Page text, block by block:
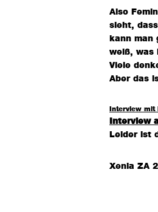
Also
sieht,
kann man
weiß, was
Viele
Aber das
Interview mit
Interview
Leider ist
Xenia ZA